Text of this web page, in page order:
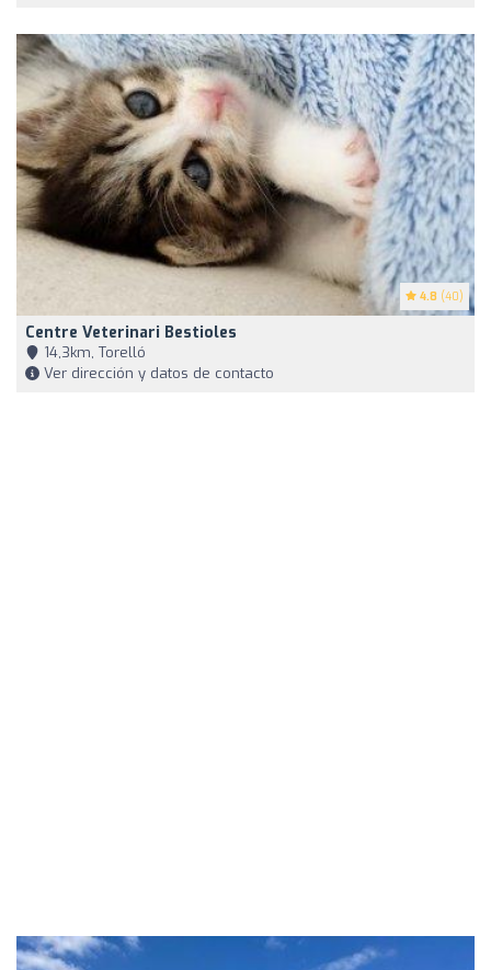
4.8 (40)
Centre Veterinari Bestioles
14,3km, Torelló
Ver dirección y datos de contacto